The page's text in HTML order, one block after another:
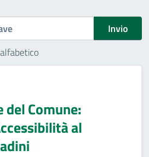
Invio
Comune:
al